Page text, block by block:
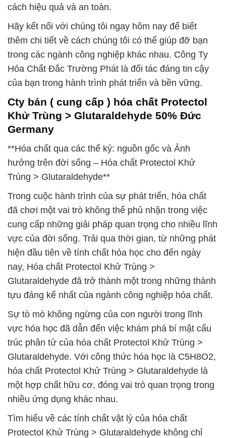
cách hiệu quả và an toàn.
Hãy kết nối với chúng tôi ngay hôm nay để biết
thêm chi tiết về cách chúng tôi có thể giúp đỡ bạn
trong các ngành công nghiệp khác nhau. Công Ty
Hóa Chất Đắc Trường Phát là đối tác đáng tin cậy
của bạn trong hành trình phát triển và bền vững.
Cty bán ( cung cấp ) hóa chất Protectol
Khử Trùng > Glutaraldehyde 50% Đức
Germany
**Hóa chất qua các thế kỷ: nguồn gốc và Ảnh
hưởng trên đời sống – Hóa chất Protectol Khử
Trùng > Glutaraldehyde**
Trong cuộc hành trình của sự phát triển, hóa chất
đã chơi một vai trò không thể phủ nhận trong việc
cung cấp những giải pháp quan trọng cho nhiều lĩnh
vực của đời sống. Trải qua thời gian, từ những phát
hiện đầu tiên về tính chất hóa học cho đến ngày
nay, Hóa chất Protectol Khử Trùng >
Glutaraldehyde đã trở thành một trong những thành
tựu đáng kể nhất của ngành công nghiệp hóa chất.
Sự tò mò không ngừng của con người trong lĩnh
vực hóa học đã dẫn đến việc khám phá bí mật cấu
trúc phân tử của hóa chất Protectol Khử Trùng >
Glutaraldehyde. Với công thức hóa học là C5H8O2,
hóa chất Protectol Khử Trùng > Glutaraldehyde là
một hợp chất hữu cơ, đóng vai trò quan trọng trong
nhiều ứng dụng khác nhau.
Tìm hiểu về các tính chất vật lý của hóa chất
Protectol Khử Trùng > Glutaraldehyde không chỉ